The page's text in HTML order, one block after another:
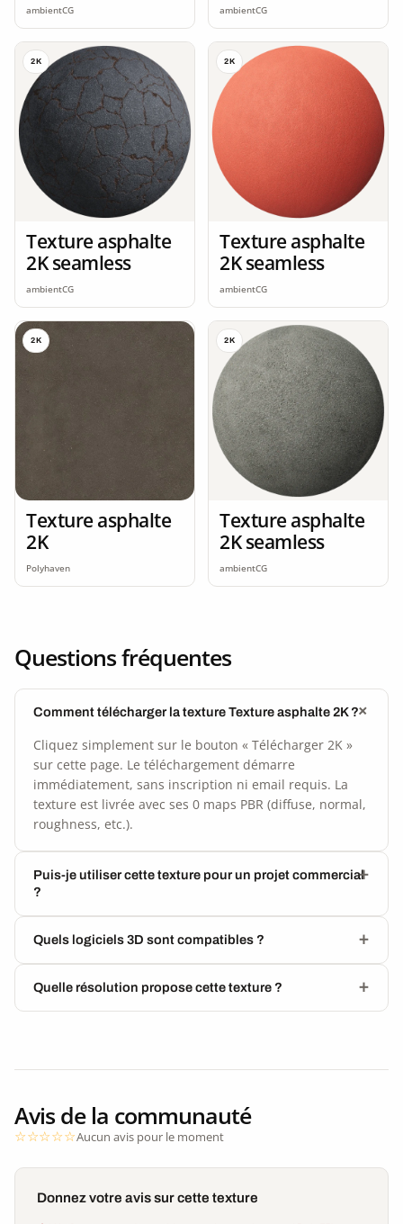
ambientCG ambientCG
2K
Texture asphalte
2K seamless
ambientCG
2K
Texture asphalte
2K seamless
ambientCG
2K
Texture asphalte
2K
Polyhaven
2K
Texture asphalte
2K seamless
ambientCG
Questions fréquentes
Comment télécharger la texture Texture asphalte 2K ?
Cliquez simplement sur le bouton « Télécharger 2K »
sur cette page. Le téléchargement démarre
immédiatement, sans inscription ni email requis. La
texture est livrée avec ses 0 maps PBR (diffuse, normal,
roughness, etc.).
Puis-je utiliser cette texture pour un projet commercial
?
Quels logiciels 3D sont compatibles ?
Quelle résolution propose cette texture ?
Avis de la communauté
Aucun avis pour le moment
Donnez votre avis sur cette texture